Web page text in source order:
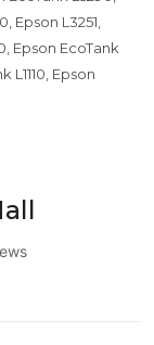
Epson L3251,
Epson EcoTank
L1110, Epson